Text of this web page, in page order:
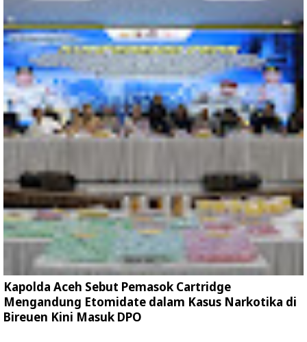
Kapolda Aceh Sebut Pemasok Cartridge
Mengandung Etomidate dalam Kasus Narkotika di
Bireuen Kini Masuk DPO